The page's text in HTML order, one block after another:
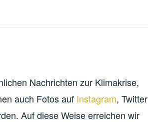
Nachrichten zur Klimakrise,
auch Fotos auf Instagram, Twitter
Auf diese Weise erreichen wir